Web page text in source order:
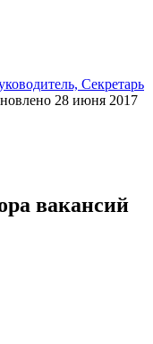
Секретарь
28 июня 2017
вакансий